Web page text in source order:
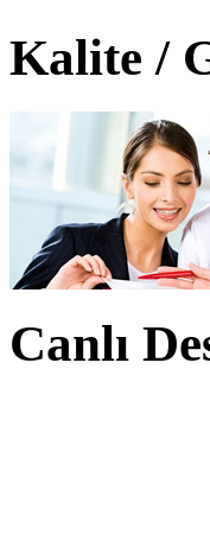
Kalite /
Canlı